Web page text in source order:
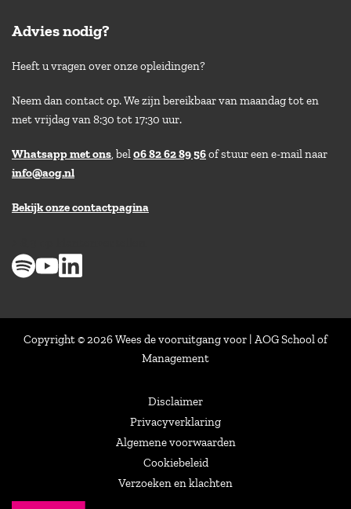
Advies nodig?
Heeft u vragen over onze opleidingen?
Neem dan contact op. We zijn bereikbaar van maandag tot en
met vrijdag van 8:30 tot 17:30 uur.
Whatsapp met ons, bel06 82 62 89 56of stuur een e-mail naar
info@aog.nl
Bekijk onze contactpagina
Copyright © 2026 Wees de vooruitgang voor | AOG School of
Management
Disclaimer
Privacyverklaring
Algemene voorwaarden
Cookiebeleid
Verzoeken en klachten